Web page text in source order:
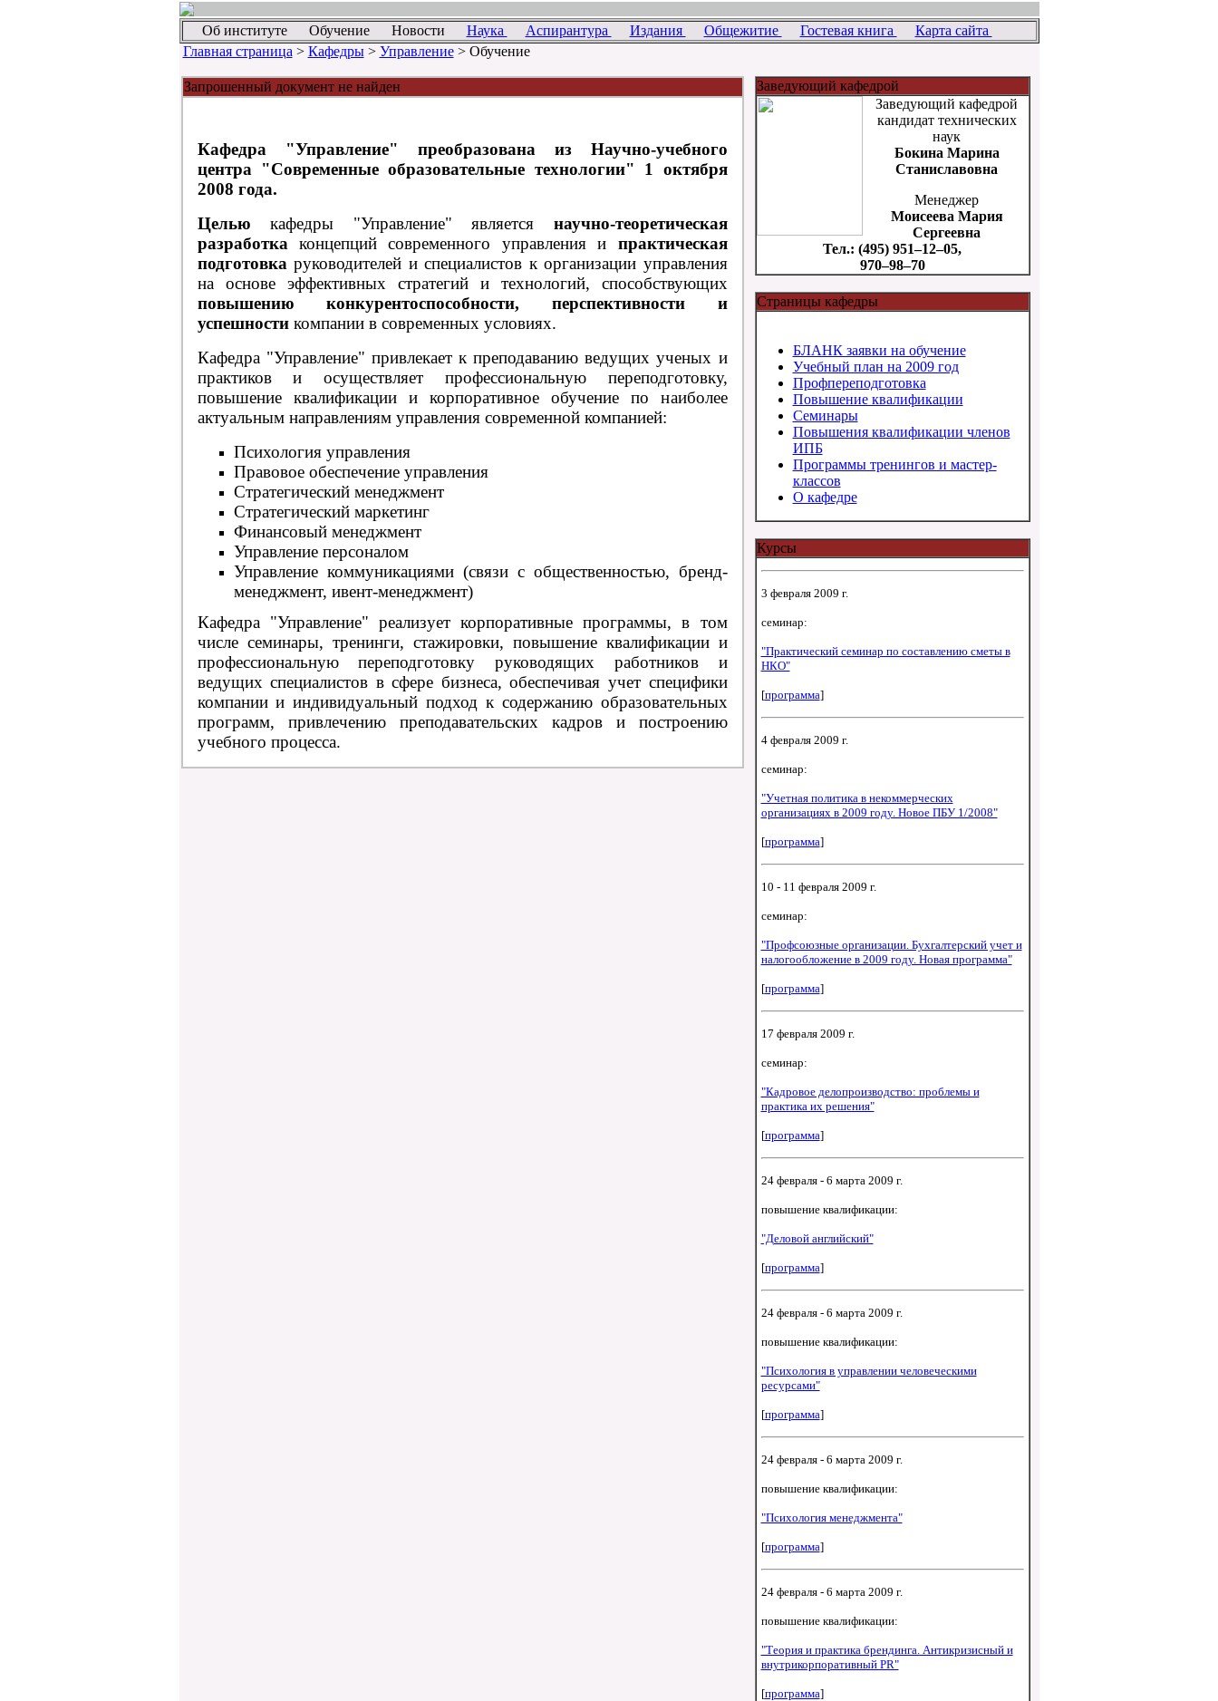
Об институте Обучение Новости Наука Аспирантура Издания Общежитие Гостевая книга
Карта сайта
Главная страница > Кафедры> Управление> Обучение
Запрошенный документ не найден
Кафедра "Управление" преобразована из Научно-учебного
центра "Современные образовательные технологии" 1 октября
2008 года.
Целью кафедры "Управление" является научно-теоретическая
разработка концепций современного управления и практическая
подготовка руководителей и специалистов к организации управления
на основе эффективных стратегий и технологий, способствующих
повышению конкурентоспособности, перспективности и
успешностикомпании в современных условиях.
Кафедра "Управление" привлекает к преподаванию ведущих ученых и
практиков и осуществляет профессиональную переподготовку,
повышение квалификации и корпоративное обучение по наиболее
актуальным направлениям управления современной компанией:
Психология управления
Правовое обеспечение управления
Стратегический менеджмент
Стратегический маркетинг
Финансовый менеджмент
Управление персоналом
Управление коммуникациями (связи с общественностью, бренд-
менеджмент, ивент-менеджмент)
Кафедра "Управление" реализует корпоративные программы, в том
числе семинары, тренинги, стажировки, повышение квалификации и
профессиональную переподготовку руководящих работников и
ведущих специалистов в сфере бизнеса, обеспечивая учет специфики
компании и индивидуальный подход к содержанию образовательных
программ, привлечению преподавательских кадров и построению
учебного процесса.
Заведующий кафедрой
Заведующий кафедрой
кандидат технических
наук
Бокина Марина
Станиславовна
Менеджер
Моисеева Мария
Сергеевна
Тел.: (495) 951–12–05,
970–98–70
Страницы кафедры
БЛАНК заявки на обучение
Учебный план на 2009 год
Профпереподготовка
Повышение квалификации
Семинары
Повышения квалификации членов
ИПБ
Программы тренингов и мастер-
классов
О кафедре
Курсы
3 февраля 2009 г.
семинар:
"Практический семинар по составлению сметы в
НКО"
[программа]
4 февраля 2009 г.
семинар:
"Учетная политика в некоммерческих
организациях в 2009 году. Новое ПБУ 1/2008"
[программа]
10 - 11 февраля 2009 г.
семинар:
"Профсоюзные организации. Бухгалтерский учет и
налогообложение в 2009 году. Новая программа"
[программа]
17 февраля 2009 г.
семинар:
"Кадровое делопроизводство: проблемы и
практика их решения"
[программа]
24 февраля - 6 марта 2009 г.
повышение квалификации:
"Деловой английский"
[программа]
24 февраля - 6 марта 2009 г.
повышение квалификации:
"Психология в управлении человеческими
ресурсами"
[программа]
24 февраля - 6 марта 2009 г.
повышение квалификации:
"Психология менеджмента"
[программа]
24 февраля - 6 марта 2009 г.
повышение квалификации:
"Теория и практика брендинга. Антикризисный и
внутрикорпоративный PR"
[программа]